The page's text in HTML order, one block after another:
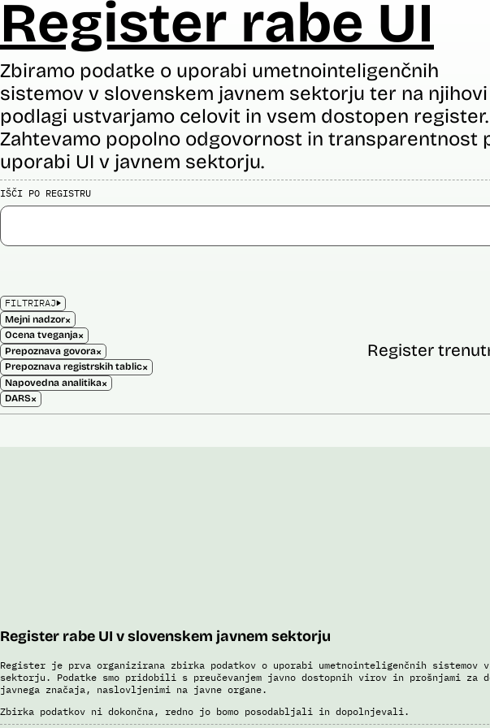
Register rabe UI
Zbiramo podatke o uporabi umetnointeligenčnih
sistemov v slovenskem javnem sektorju ter na njihovi
podlagi ustvarjamo celovit in vsem dostopen register.
Zahtevamo popolno odgovornost in transparentnost
uporabi UI v javnem sektorju.
IŠČI PO REGISTRU
FILTRIRAJ
Mejni nadzor×
Ocena tveganja×
Prepoznava govora×
Prepoznava registrskih tablic×
Napovedna analitika×
DARS×
Register
Register rabe UI v slovenskem javnem sektorju
Register je prva organizirana zbirka podatkov o uporabi umetnointeligenčnih sistemov v
sektorju. Podatke smo pridobili s preučevanjem javno dostopnih virov in prošnjami za
javnega značaja, naslovljenimi na javne organe.
Zbirka podatkov ni dokončna, redno jo bomo posodabljali in dopolnjevali.